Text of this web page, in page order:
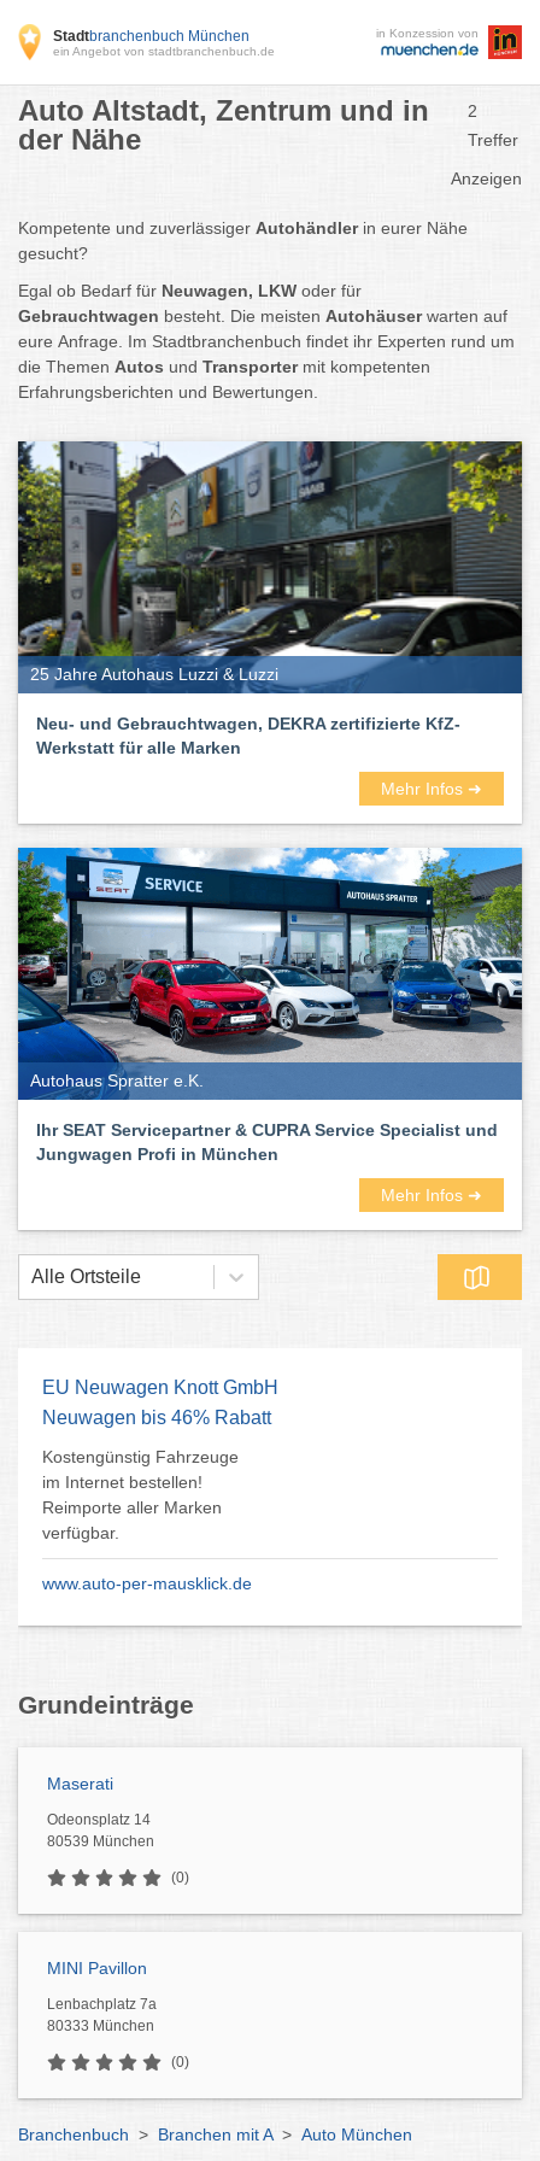
Stadtbranchenbuch München
ein Angebot von stadtbranchenbuch.de
in Konzession von
Auto Altstadt, Zentrum und in
der Nähe
2
Treffer
Anzeigen
Kompetente und zuverlässiger Autohändlerin eurer Nähe
gesucht?
Egal ob Bedarf für Neuwagen, LKW oder für
Gebrauchtwagen besteht. Die meisten Autohäuserwarten auf
eure Anfrage. Im Stadtbranchenbuch findet ihr Experten rund um
die Themen Autos und Transporter mit kompetenten
Erfahrungsberichten und Bewertungen.
25 Jahre Autohaus Luzzi & Luzzi
Neu- und Gebrauchtwagen, DEKRA zertifizierte KfZ-
Werkstatt für alle Marken
Mehr Infos ➜
Autohaus Spratter e.K.
Ihr SEAT Servicepartner & CUPRA Service Specialist und
Jungwagen Profi in München
Mehr Infos ➜
Alle Ortsteile
EU Neuwagen Knott GmbH
Neuwagen bis 46% Rabatt
Kostengünstig Fahrzeuge
im Internet bestellen!
Reimporte aller Marken
verfügbar.
www.auto-per-mausklick.de
Grundeinträge
Maserati
Odeonsplatz 14
80539 München
(0)
MINI Pavillon
Lenbachplatz 7a
80333 München
(0)
Branchenbuch > Branchen mit A > Auto München